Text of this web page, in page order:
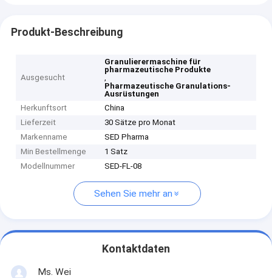
Produkt-Beschreibung
Ausgesucht
Granulierermaschine für
pharmazeutische Produkte
,
Pharmazeutische Granulations-
Ausrüstungen
Herkunftsort
China
Lieferzeit
30 Sätze pro Monat
Markenname
SED Pharma
Min Bestellmenge
1 Satz
Modellnummer
SED-FL-08
Sehen Sie mehr an
Kontaktdaten
Ms. Wei